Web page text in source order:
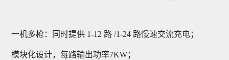
一机多枪：同时提供 1-12 路 /1-24 路慢速交流充电；
模块化设计，每路输出功率7KW；